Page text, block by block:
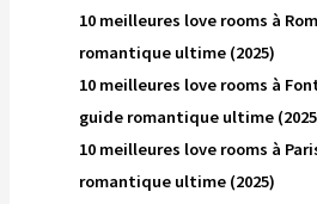
10 meilleures love rooms à
romantique ultime (2025)
10 meilleures love rooms à
guide romantique ultime
10 meilleures love rooms à
romantique ultime (2025)